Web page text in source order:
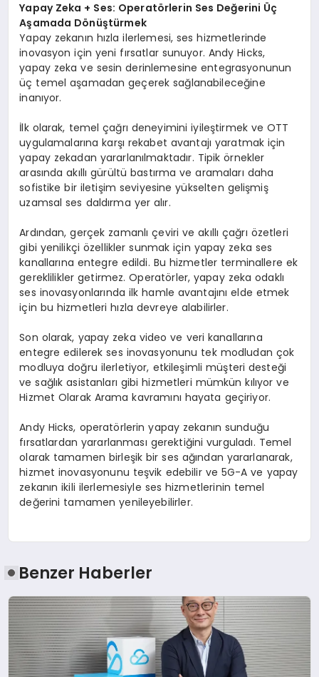
Yapay Zeka + Ses: Operatörlerin Ses Değerini Üç
Aşamada Dönüştürmek
Yapay zekanın hızla ilerlemesi, ses hizmetlerinde
inovasyon için yeni fırsatlar sunuyor. Andy Hicks,
yapay zeka ve sesin derinlemesine entegrasyonunun
üç temel aşamadan geçerek sağlanabileceğine
inanıyor.
İlk olarak, temel çağrı deneyimini iyileştirmek ve OTT
uygulamalarına karşı rekabet avantajı yaratmak için
yapay zekadan yararlanılmaktadır. Tipik örnekler
arasında akıllı gürültü bastırma ve aramaları daha
sofistike bir iletişim seviyesine yükselten gelişmiş
uzamsal ses daldırma yer alır.
Ardından, gerçek zamanlı çeviri ve akıllı çağrı özetleri
gibi yenilikçi özellikler sunmak için yapay zeka ses
kanallarına entegre edildi. Bu hizmetler terminallere ek
gereklilikler getirmez. Operatörler, yapay zeka odaklı
ses inovasyonlarında ilk hamle avantajını elde etmek
için bu hizmetleri hızla devreye alabilirler.
Son olarak, yapay zeka video ve veri kanallarına
entegre edilerek ses inovasyonunu tek modludan çok
modluya doğru ilerletiyor, etkileşimli müşteri desteği
ve sağlık asistanları gibi hizmetleri mümkün kılıyor ve
Hizmet Olarak Arama kavramını hayata geçiriyor.
Andy Hicks, operatörlerin yapay zekanın sunduğu
fırsatlardan yararlanması gerektiğini vurguladı. Temel
olarak tamamen birleşik bir ses ağından yararlanarak,
hizmet inovasyonunu teşvik edebilir ve 5G-A ve yapay
zekanın ikili ilerlemesiyle ses hizmetlerinin temel
değerini tamamen yenileyebilirler.
Benzer Haberler